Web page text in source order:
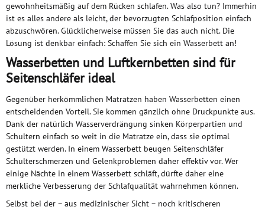
gewohnheitsmäßig auf dem Rücken schlafen. Was also tun? Immerhin
ist es alles andere als leicht, der bevorzugten Schlafposition einfach
abzuschwören. Glücklicherweise müssen Sie das auch nicht. Die
Lösung ist denkbar einfach: Schaffen Sie sich ein Wasserbett an!
Wasserbetten und Luftkernbetten sind für
Seitenschläfer ideal
Gegenüber herkömmlichen Matratzen haben Wasserbetten einen
entscheidenden Vorteil. Sie kommen gänzlich ohne Druckpunkte aus.
Dank der natürlich Wasserverdrängung sinken Körperpartien und
Schultern einfach so weit in die Matratze ein, dass sie optimal
gestützt werden. In einem Wasserbett beugen Seitenschläfer
Schulterschmerzen und Gelenkproblemen daher effektiv vor. Wer
einige Nächte in einem Wasserbett schläft, dürfte daher eine
merkliche Verbesserung der Schlafqualität wahrnehmen können.
Selbst bei der – aus medizinischer Sicht – noch kritischeren